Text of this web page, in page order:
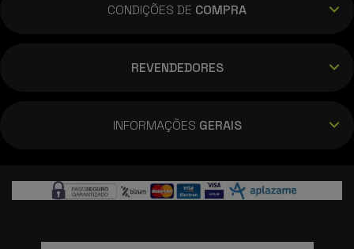
CONDIÇÕES DE COMPRA
REVENDEDORES
INFORMAÇÕES GERAIS